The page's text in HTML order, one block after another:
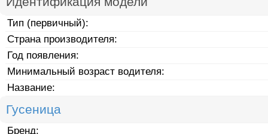
Тип (первичный):
Страна производителя:
Год появления:
Минимальный возраст водителя:
Название:
Гусеница
Бренд: